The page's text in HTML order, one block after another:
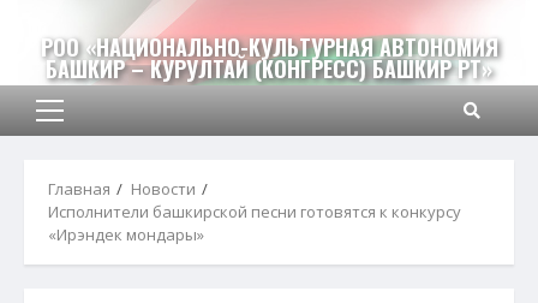
содержимому
РОО «НАЦИОНАЛЬНО-КУЛЬТУРНАЯ АВТОНОМИЯ
БАШКИР – КУРУЛТАЙ (КОНГРЕСС) БАШКИР РТ»
Основное
Главная
Новости
Исполнители башкирской песни готовятся к конкурсу
«Ирэндек мондары»